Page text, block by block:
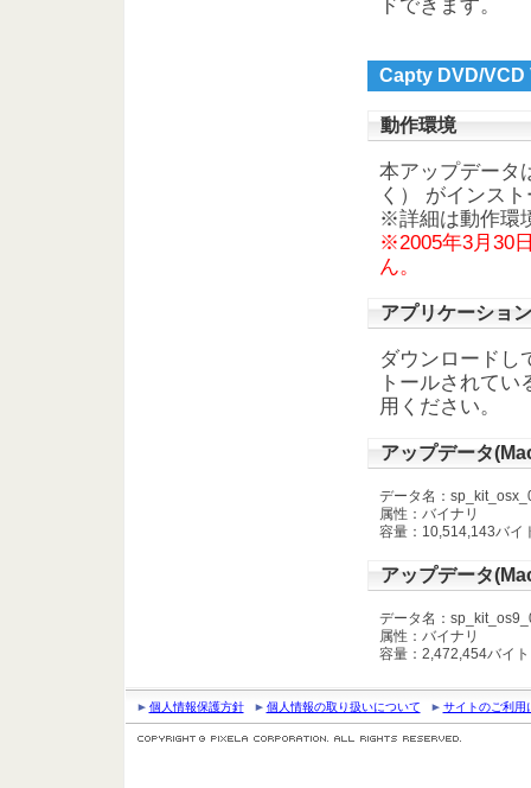
ドできます。
Capty DVD/VCD
動作環境
本アップデータ
く） がインス
※詳細は動作環
※2005年3月30
ん。
アプリケーショ
ダウンロードし
トールされて
用ください。
アップデータ
データ名：
属性：バイナリ
容量：10,514,143バイ
アップデータ
データ名：
属性：バイナリ
容量：2,472,454バイト
個人情報保護方針 個人情報の取り扱いについて サイトのご利用